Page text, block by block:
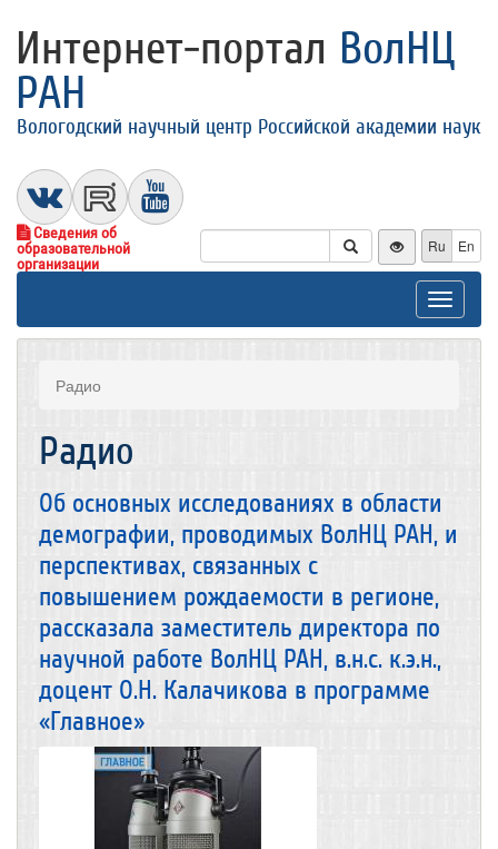
Интернет-портал ВолНЦ
РАН
Вологодский научный центр Российской академии наук
Сведения об
образовательной
организации
Ru En
Toggle
Радио
Радио
Об основных исследованиях в области
демографии, проводимых ВолНЦ РАН, и
перспективах, связанных с
повышением рождаемости в регионе,
рассказала заместитель директора по
научной работе ВолНЦ РАН, в.н.с. к.э.н.,
доцент О.Н. Калачикова в программе
«Главное»